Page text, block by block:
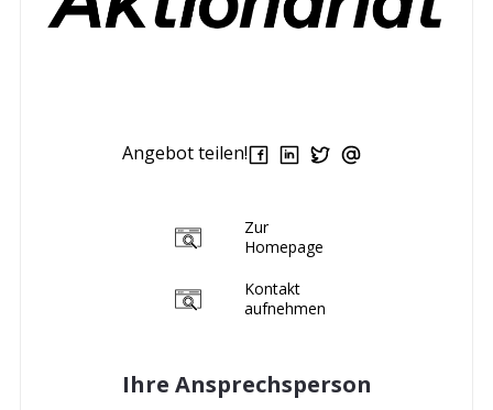
Angebot teilen!
Zur
Homepage
Kontakt
aufnehmen
Ihre Ansprechsperson